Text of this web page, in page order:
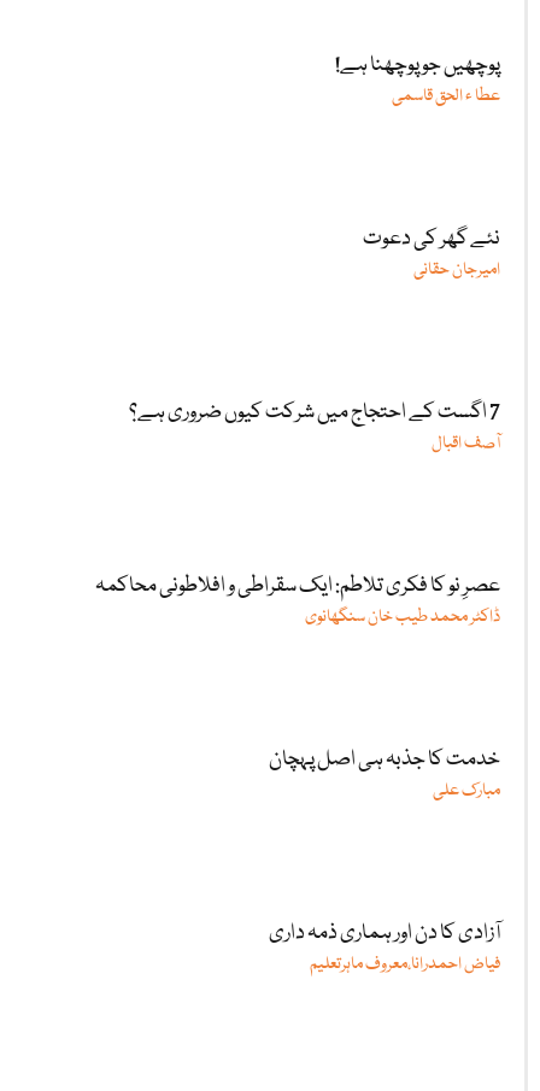
پوچھیں جو پوچھنا ہے!
عطا ء الحق قاسمی
نئے گھر کی دعوت
امیرجان حقانی
7 اگست کے احتجاج میں شرکت کیوں ضروری ہے؟
آصف اقبال
عصرِ نو کا فکری تلاطم: ایک سقراطی و افلاطونی محاکمہ
ڈاکٹر محمد طیب خان سنگھانوی
خدمت کا جذبہ ہی اصل پہچان
مبارک علی
آزادی کا دن اور ہماری ذمہ داری
فیاض احمدرانا،معروف ماہرتعلیم